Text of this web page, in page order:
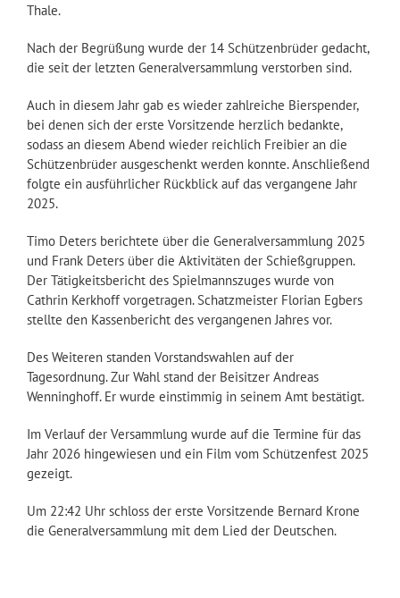
Thale.
Nach der Begrüßung wurde der 14 Schützenbrüder gedacht,
die seit der letzten Generalversammlung verstorben sind.
Auch in diesem Jahr gab es wieder zahlreiche Bierspender,
bei denen sich der erste Vorsitzende herzlich bedankte,
sodass an diesem Abend wieder reichlich Freibier an die
Schützenbrüder ausgeschenkt werden konnte. Anschließend
folgte ein ausführlicher Rückblick auf das vergangene Jahr
2025.
Timo Deters berichtete über die Generalversammlung 2025
und Frank Deters über die Aktivitäten der Schießgruppen.
Der Tätigkeitsbericht des Spielmannszuges wurde von
Cathrin Kerkhoff vorgetragen. Schatzmeister Florian Egbers
stellte den Kassenbericht des vergangenen Jahres vor.
Des Weiteren standen Vorstandswahlen auf der
Tagesordnung. Zur Wahl stand der Beisitzer Andreas
Wenninghoff. Er wurde einstimmig in seinem Amt bestätigt.
Im Verlauf der Versammlung wurde auf die Termine für das
Jahr 2026 hingewiesen und ein Film vom Schützenfest 2025
gezeigt.
Um 22:42 Uhr schloss der erste Vorsitzende Bernard Krone
die Generalversammlung mit dem Lied der Deutschen.